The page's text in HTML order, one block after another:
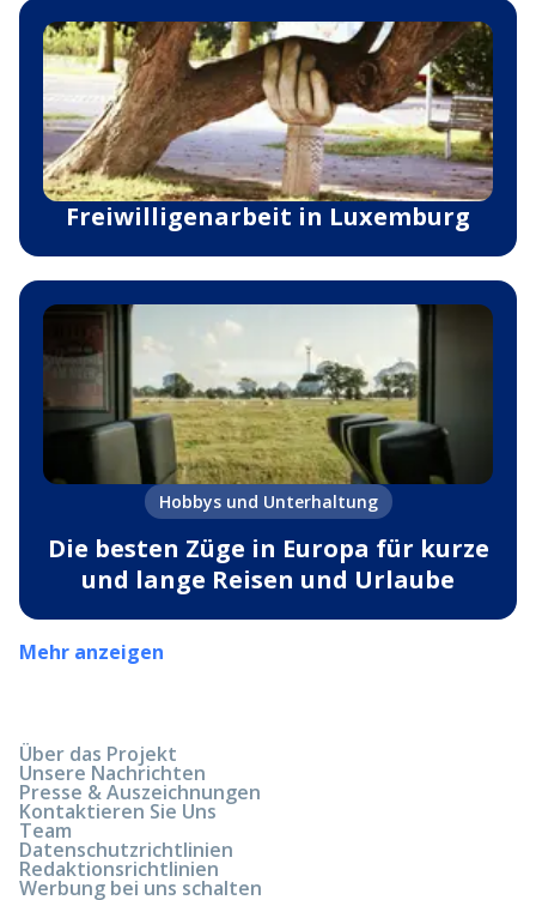
Freiwilligenarbeit in Luxemburg
Hobbys und Unterhaltung
Die besten Züge in Europa für kurze
und lange Reisen und Urlaube
Mehr anzeigen
Über das Projekt
Unsere Nachrichten
Presse & Auszeichnungen
Kontaktieren Sie Uns
Team
Datenschutzrichtlinien
Redaktionsrichtlinien
Werbung bei uns schalten